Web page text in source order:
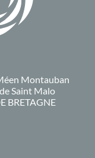
Montauban
Saint Malo
BRETAGNE